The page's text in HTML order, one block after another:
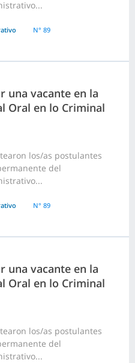
N° 89
una vacante en la
Oral en lo Criminal
los/as postulantes
del
N° 89
una vacante en la
Oral en lo Criminal
los/as postulantes
del